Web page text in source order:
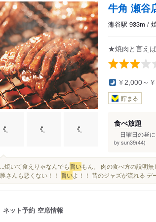
牛角 瀬谷
瀬谷駅 933m /
★焼肉と言え
￥2,000～
貯まる
食べ放題
日曜日の昼に
by sun39(44)
...焼いて食えりゃなんでも 旨いもん。 肉の食べ方の説明
豚さんも悪くない！！ 旨いよ！！ 昔のジャズが流れる
ネット予約 空席情報